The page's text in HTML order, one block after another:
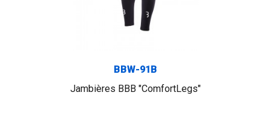
BBW-91B
Jambières BBB "ComfortLegs"